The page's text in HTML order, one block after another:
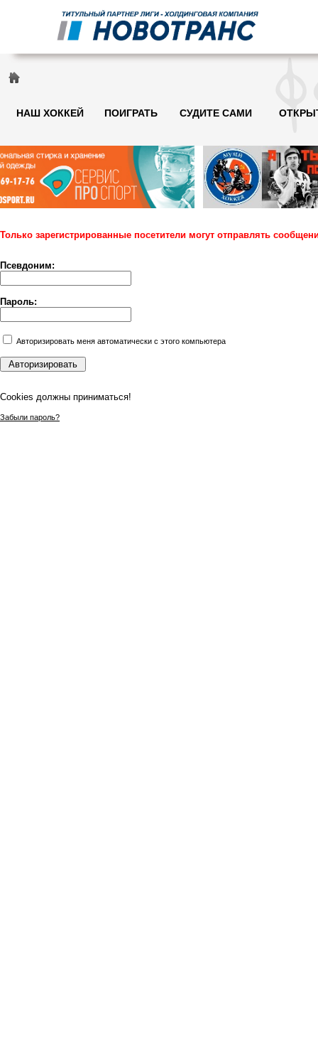
НАШ ХОККЕЙ ПОИГРАТЬ СУДИТЕ САМИ
Только зарегистрированные посетители могут отправлять
Псевдоним:
Пароль:
Авторизировать меня автоматически с этого компьютера
Сookies должны приниматься!
Забыли пароль?